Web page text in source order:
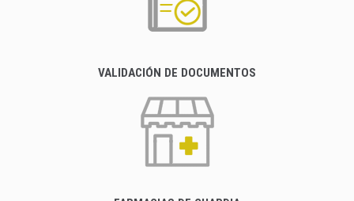
VALIDACIÓN DE DOCUMENTOS